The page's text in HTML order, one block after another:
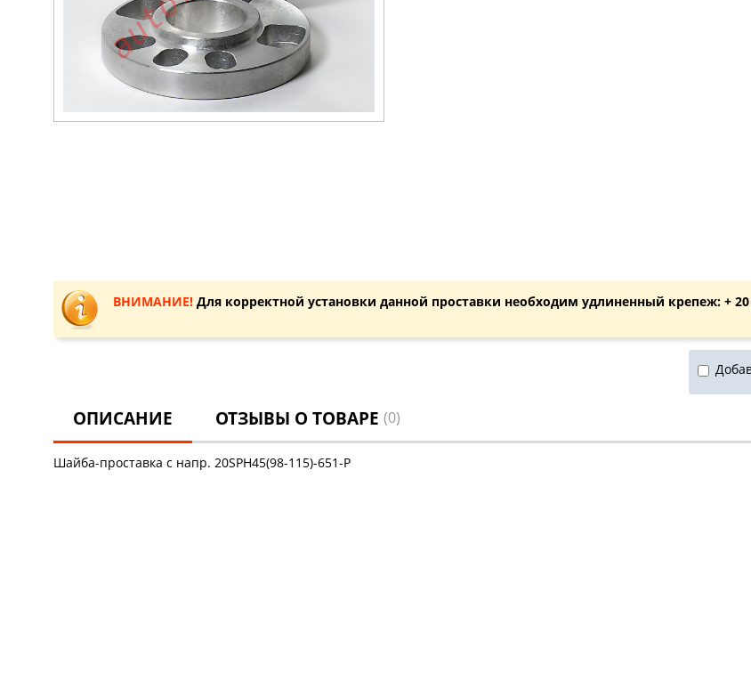
ВНИМАНИЕ!Для корректной установки данной проставки необходим удлиненный крепеж: +
ОПИСАНИЕ ОТЗЫВЫ О ТОВАРЕ (0)
Шайба-проставка с напр. 20SPH45(98-115)-651-P